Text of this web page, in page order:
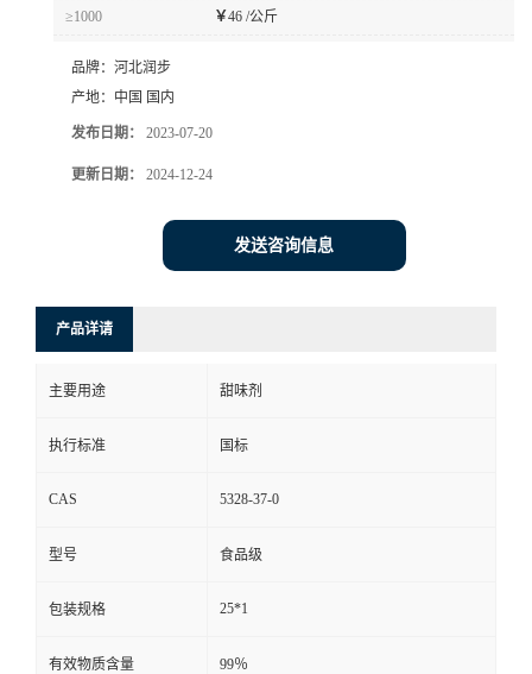
≥1000 ￥46 /公斤
品牌： 河北润步
产地： 中国 国内
发布日期： 2023-07-20
更新日期： 2024-12-24
发送咨询信息
产品详请
主要用途 甜味剂
执行标准 国标
CAS 5328-37-0
型号 食品级
包装规格 25*1
有效物质含量 99％